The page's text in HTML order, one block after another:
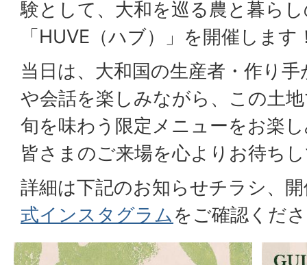
験として、大和を巡る農と暮ら
「HUVE（ハブ）」を開催します
当日は、大和国の生産者・作り
や会話を楽しみながら、この土
旬を味わう限定メニューをお楽
皆さまのご来場を心よりお待ち
詳細は下記のお知らせチラシ、
式インスタグラムをご確認くだ